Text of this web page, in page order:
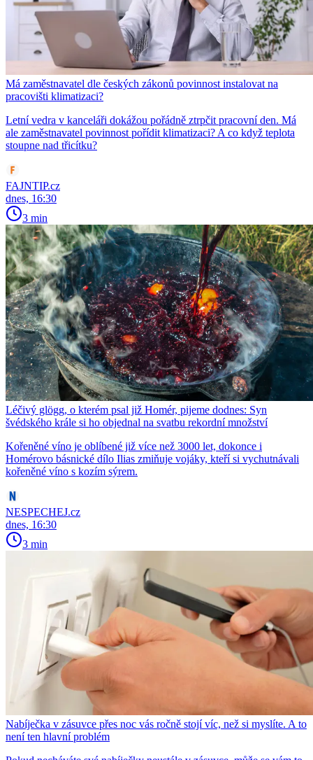
Má zaměstnavatel dle českých zákonů povinnost instalovat na
pracovišti klimatizaci?
Letní vedra v kanceláři dokážou pořádně ztrpčit pracovní den. Má
ale zaměstnavatel povinnost pořídit klimatizaci? A co když teplota
stoupne nad třicítku?
FAJNTIP.cz
dnes, 16:30
3 min
Léčivý glögg, o kterém psal již Homér, pijeme dodnes: Syn
švédského krále si ho objednal na svatbu rekordní množství
Kořeněné víno je oblíbené již více než 3000 let, dokonce i
Homérovo básnické dílo Ilias zmiňuje vojáky, kteří si vychutnávali
kořeněné víno s kozím sýrem.
NESPECHEJ.cz
dnes, 16:30
3 min
Nabíječka v zásuvce přes noc vás ročně stojí víc, než si myslíte. A to
není ten hlavní problém